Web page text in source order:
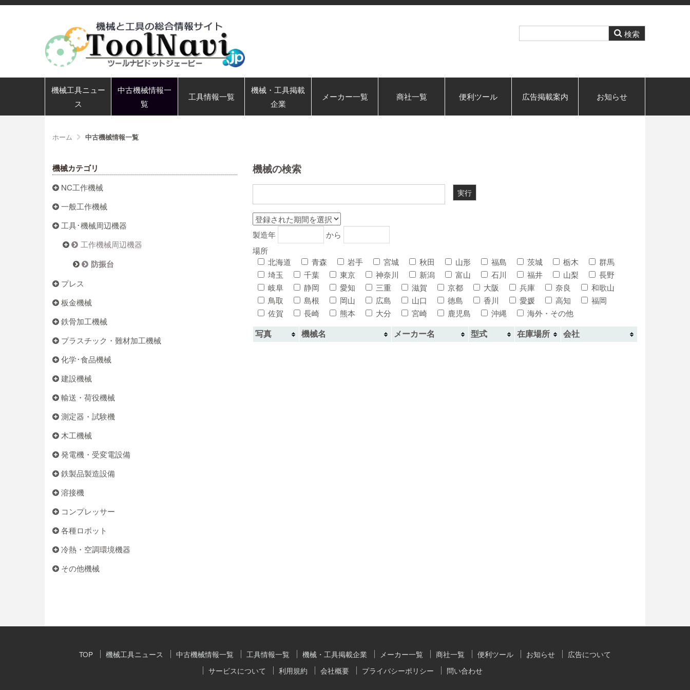
機械工具ニュー
ス
中古機械情報一
覧
工具情報一覧
機械・工具掲載
企業
メーカー一覧 商社一覧 便利ツール 広告掲載案内 お知らせ
ホーム 中古機械情報一覧
機械の検索
製造年
から
場所
北海道
青森 岩手 宮城 秋田 山形 福島 茨城 栃木
群馬
埼玉
千葉 東京 神奈川 新潟 富山 石川 福井 山梨
長野
岐阜
静岡 愛知 三重 滋賀 京都 大阪 兵庫 奈良
和歌山
鳥取
島根 岡山 広島 山口 徳島 香川 愛媛 高知
福岡
佐賀
長崎 熊本 大分 宮崎 鹿児島 沖縄 海外・その他
写真 機械名 メーカー名 型式 在庫場所 会社
機械カテゴリ
NC工作機械
一般工作機械
工具･機械周辺機器
工作機械周辺機器
防振台
プレス
板金機械
鉄骨加工機械
プラスチック・難材加工機械
化学･食品機械
建設機械
輸送・荷役機械
測定器・試験機
木工機械
発電機・受変電設備
鉄製品製造設備
溶接機
コンプレッサー
各種ロボット
冷熱・空調環境機器
その他機械
TOP 機械工具ニュース 中古機械情報一覧 工具情報一覧 機械・工具掲載企業 メーカー一覧 商社一覧 便利ツール お知らせ
広告について
サービスについて
利用規約 会社概要 プライバシーポリシー 問い合わせ